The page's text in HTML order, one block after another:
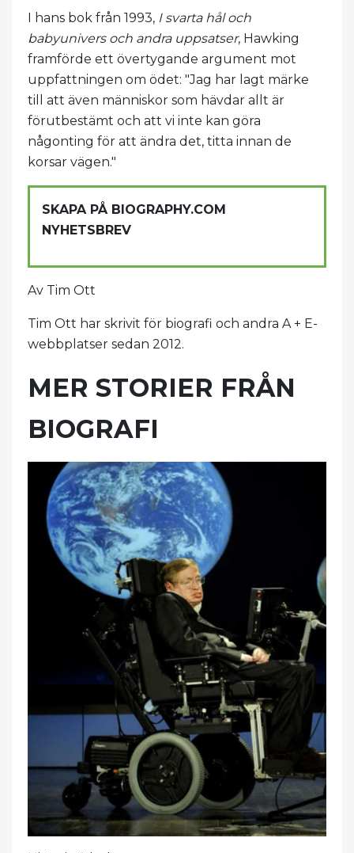
I hans bok från 1993, I svarta hål och
babyunivers och andra uppsatser, Hawking
framförde ett övertygande argument mot
uppfattningen om ödet: "Jag har lagt märke
till att även människor som hävdar allt är
förutbestämt och att vi inte kan göra
någonting för att ändra det, titta innan de
korsar vägen."
SKAPA PÅ BIOGRAPHY.COM
NYHETSBREV
Av Tim Ott
Tim Ott har skrivit för biografi och andra A + E-
webbplatser sedan 2012.
MER STORIER FRÅN
BIOGRAFI